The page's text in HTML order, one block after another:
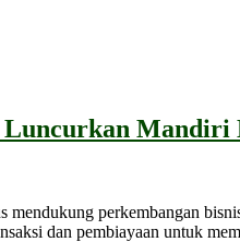
Mandiri
perkembangan
dan pembiayaan untuk